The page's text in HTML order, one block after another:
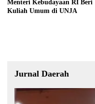
Menteri Kebudayaan RI Beri
Kuliah Umum di UNJA
Jurnal Daerah